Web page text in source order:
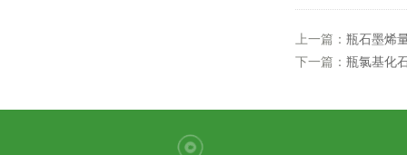
上一篇： 瓶石墨烯
下一篇： 瓶氯基化